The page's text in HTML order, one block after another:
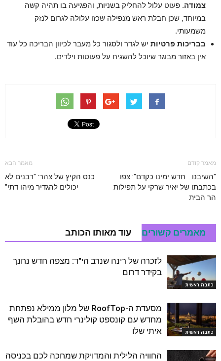
צמודה. פעוט עלול להחליק בשניות, והפגיעה בו תהיה קשה
במיוחד, שכן חבלת ראש מנפילה שכזו עלולה לגרום לנזק
משמעותי.
בבריכות פרטיות יש לגדר ולסגור כל מעבר לכיוון הבריכה כל עוד
אין באזור מבוגר שיוכל להשגיח על פעוטות וילדים.
מאמר קודם
"השיבנו… חדש ימינו כקדם": צפו
בכתבתו של יאיר שרקי על תפילות
הר הבית
מאמר הבא
כנס הקיץ של צהר: "רבנים לא
יכולים להגדיר מיהו דתי"
מאמרים קשורים עוד מאותו הכותב
כתבה ראשית
לזכרה של רינה שנרב הי"ד: מצפה חדש נחנך
בקידר דרום
כתבה ראשית
מסעדת ה-RoofTop של מלון ממילא נפתחת
מחדש עם קונספט קולינרי חדש בהובלת השף
איתי שלו
החוויה הלילית והמדויקת שמחכה לכם בכניסה